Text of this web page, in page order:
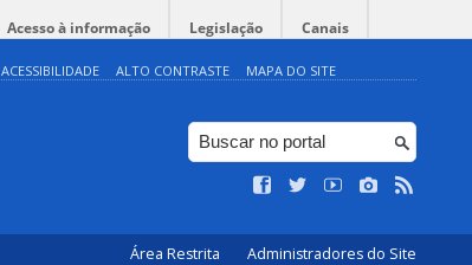
Acesso à informação Legislação Canais
ACESSIBILIDADE ALTO CONTRASTE MAPA DO SITE
Área Restrita Administradores do Site